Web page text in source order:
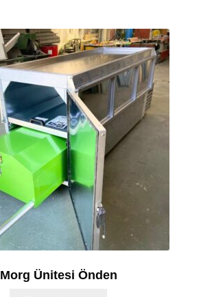
Morg Ünitesi Önden